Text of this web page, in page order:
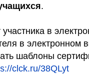
.
в
в электронном
шаблоны
clck.ru/38QLyt